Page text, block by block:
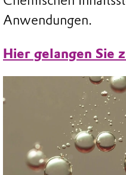
Anwendungen.
Hier gelangen Sie